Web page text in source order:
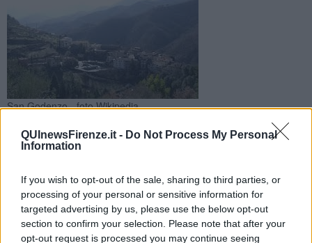
QUInewsFirenze.it - Do Not Process My Personal
Information
If you wish to opt-out of the sale, sharing to third parties, or
processing of your personal or sensitive information for
targeted advertising by us, please use the below opt-out
section to confirm your selection. Please note that after your
opt-out request is processed you may continue seeing
San Godenzo - foto Wikipedia
Il sisma è stato registrato alle 23.18 al confine fra la Toscana e
la Romagna ed epicentro nella montagna fiorentina. Altra
scossa dopo 14 minuti